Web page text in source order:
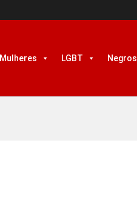
Mulheres LGBT Negros